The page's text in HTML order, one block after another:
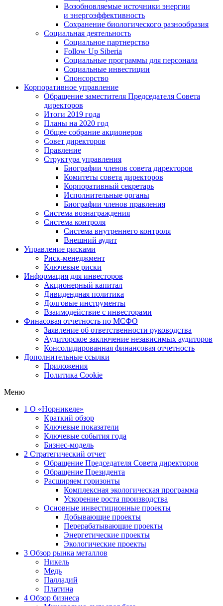
Возобновляемые источники энергии
и энергоэффективность
Сохранение биологического разнообразия
Социальная деятельность
Социальное партнерство
Follow Up Siberia
Социальные программы для персонала
Социальные инвестиции
Спонсорство
Корпоративное управление
Обращение заместителя Председателя Совета
директоров
Итоги 2019 года
Планы на 2020 год
Общее собрание акционеров
Совет директоров
Правление
Структура управления
Биографии членов совета директоров
Комитеты совета директоров
Корпоративный секретарь
Исполнительные органы
Биографии членов правления
Система вознаграждения
Система контроля
Система внутреннего контроля
Внешний аудит
Управление рисками
Риск-менеджмент
Ключевые риски
Информация для инвесторов
Акционерный капитал
Дивидендная политика
Долговые инструменты
Взаимодействие с инвеcторами
Финасовая отчетность по МСФО
Заявление об ответственности руководства
Аудиторское заключение независимых аудиторов
Консолидированная финансовая отчетность
Дополнительные ссылки
Приложения
Политика Cookie
Меню
1 О «Норникеле»
Краткий обзор
Ключевые показатели
Ключевые события года
Бизнес-модель
2 Стратегический отчет
Обращение Председателя Совета директоров
Обращение Президента
Расширяем горизонты
Комплексная экологическая программа
Ускорение роста производства
Основные инвестиционные проекты
Добывающие проекты
Перерабатывающие проекты
Энергетические проекты
Экологические проекты
3 Обзор рынка металлов
Никель
Медь
Палладий
Платина
4 Обзор бизнеса